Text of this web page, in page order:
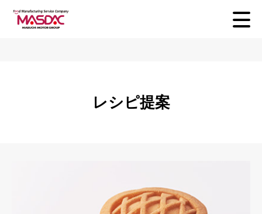
レシピ提案